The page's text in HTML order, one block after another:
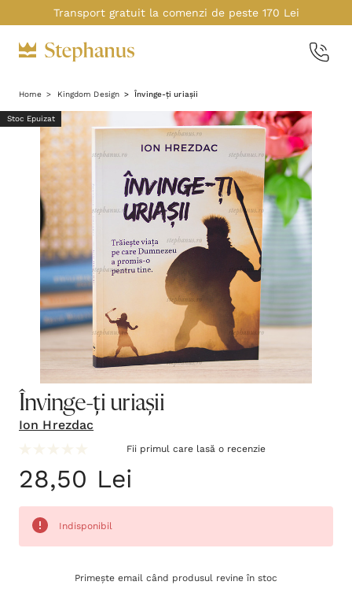
Transport gratuit la comenzi de peste 170 Lei
Home Kingdom Design Învinge-ți uriașii
Stoc Epuizat
Învinge-ți uriașii
Ion Hrezdac
Fii primul care lasă o recenzie
28,50 Lei
Indisponibil
Primește email când produsul revine în stoc